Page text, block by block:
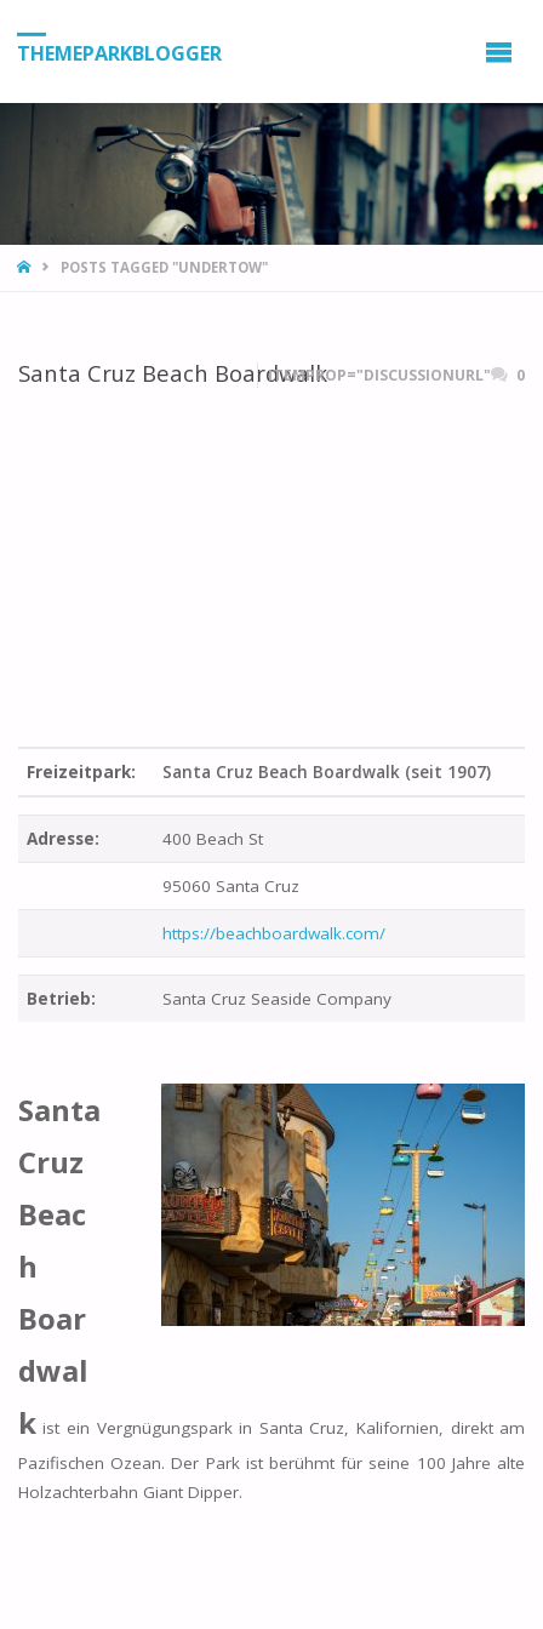
THEMEPARKBLOGGER
HOMEPOSTS TAGGED "UNDERTOW"
Santa Cruz Beach BoardwalkITEMPROP="DISCUSSIONURL" 0
Freizeitpark: Santa Cruz Beach Boardwalk (seit 1907)
Adresse: 400 Beach St
95060 Santa Cruz
https://beachboardwalk.com/
Betrieb: Santa Cruz Seaside Company
Santa
Cruz
Beac
h
Boar
dwal
kist ein Vergnügungspark in Santa Cruz, Kalifornien, direkt am
Pazifischen Ozean. Der Park ist berühmt für seine 100 Jahre alte
Holzachterbahn Giant Dipper.